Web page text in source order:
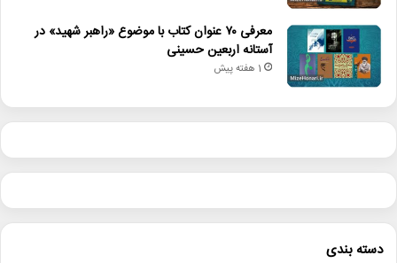
معرفی ۷۰ عنوان کتاب با موضوع «راهبر شهید» در
آستانه اربعین حسینی
1 هفته پیش
دسته بندی